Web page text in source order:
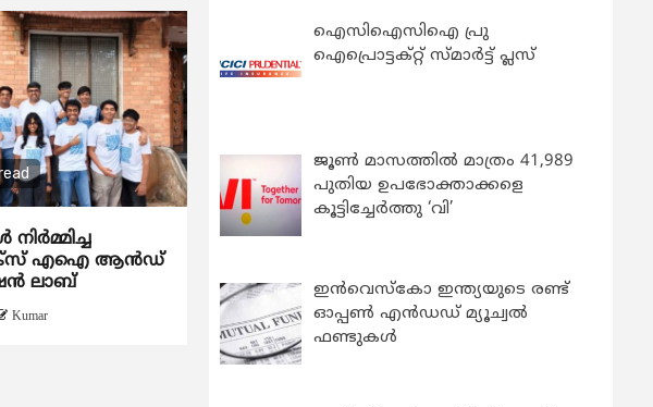
നിര്‍മ്മിച്ച
എഐ ആന്‍ഡ്
ലാബ്
Kumar
ഐസിഐസിഐ പ്രു
ഐപ്രൊട്ടക്റ്റ് സ്മാർട്ട് പ്ലസ്
ജൂൺ മാസത്തിൽ മാത്രം 41,989
പുതിയ ഉപഭോക്താക്കളെ
കൂട്ടിച്ചേർത്തു ‘വി’
ഇന്‍വെസ്കോ ഇന്ത്യയുടെ രണ്ട്
ഓപ്പണ്‍ എന്‍ഡഡ് മ്യൂച്വല്‍
ഫണ്ടുകള്‍